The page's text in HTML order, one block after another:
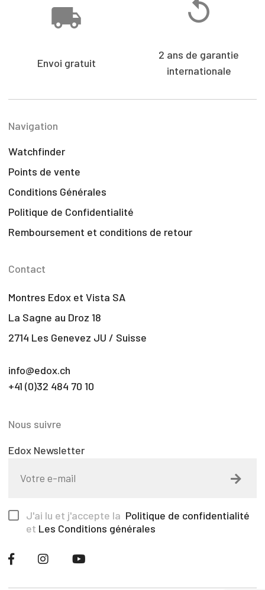
Envoi gratuit
2 ans de garantie
internationale
Navigation
Watchfinder
Points de vente
Conditions Générales
Politique de Confidentialité
Remboursement et conditions de retour
Contact
Montres Edox et Vista SA
La Sagne au Droz 18
2714 Les Genevez JU / Suisse
info@edox.ch
+41 (0)32 484 70 10
Nous suivre
Edox Newsletter
J'ai lu et j'accepte la Politique de confidentialité
et Les Conditions générales